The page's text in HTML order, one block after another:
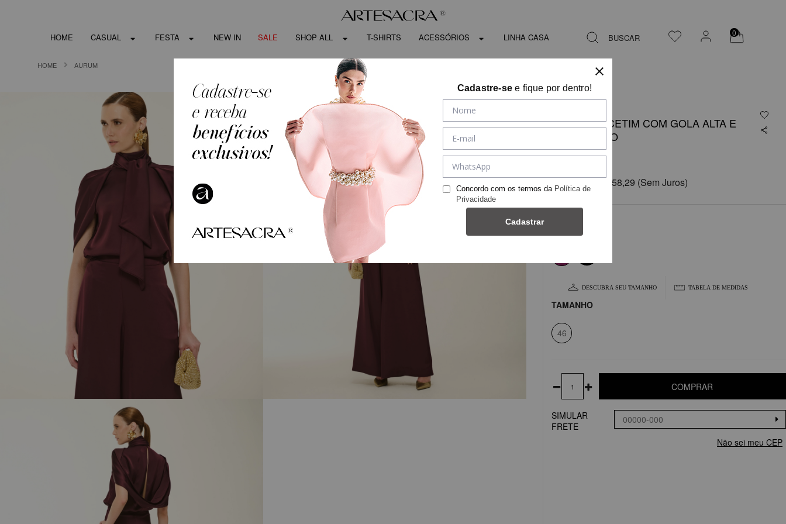
HOME CASUAL FESTA NEW IN SALE SHOP ALL T-SHIRTS ACESSÓRIOS LINHA CASA BUSCAR 0
HOME AURUM
BLUSA EM CETIM COM GOLA ALTA E
AMARRAÇÃO
em6x deR$ 158,29 (Sem Juros)
DESCUBRA SEU TAMANHO TABELA DE MEDIDAS
TAMANHO
46
COMPRAR
SIMULAR
FRETE
Não sei meu CEP
Cadastre-se e fique por dentro!
Concordo com os termos da Política de
Privacidade
Cadastrar